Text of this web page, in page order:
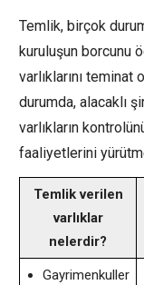
Temlik, birçok
kuruluşun borcunu
varlıklarını
durumda, alacaklı
varlıkların
faaliyetlerini
Temlik verilen
varlıklar
nelerdir?
Gayrimenkuller